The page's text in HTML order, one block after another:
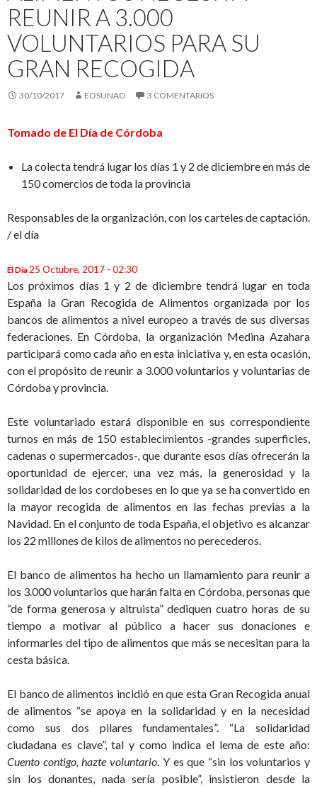
REUNIR A 3.000
VOLUNTARIOS PARA SU
GRAN RECOGIDA
30/10/2017 EOSUNAO 3 COMENTARIOS
Tomado de El Día de Córdoba
La colecta tendrá lugar los días 1 y 2 de diciembre en más de
150 comercios de toda la provincia
Responsables de la organización, con los carteles de captación.
/el día
El Día 25 Octubre, 2017 - 02:30
Los próximos días 1 y 2 de diciembre tendrá lugar en toda
España la Gran Recogida de Alimentos organizada por los
bancos de alimentos a nivel europeo a través de sus diversas
federaciones. En Córdoba, la organización Medina Azahara
participará como cada año en esta iniciativa y, en esta ocasión,
con el propósito de reunir a 3.000 voluntarios y voluntarias de
Córdoba y provincia.
Este voluntariado estará disponible en sus correspondiente
turnos en más de 150 establecimientos -grandes superficies,
cadenas o supermercados-, que durante esos días ofrecerán la
oportunidad de ejercer, una vez más, la generosidad y la
solidaridad de los cordobeses en lo que ya se ha convertido en
la mayor recogida de alimentos en las fechas previas a la
Navidad. En el conjunto de toda España, el objetivo es alcanzar
los 22 millones de kilos de alimentos no perecederos.
El banco de alimentos ha hecho un llamamiento para reunir a
los 3.000 voluntarios que harán falta en Córdoba, personas que
“de forma generosa y altruista” dediquen cuatro horas de su
tiempo a motivar al público a hacer sus donaciones e
informarles del tipo de alimentos que más se necesitan para la
cesta básica.
El banco de alimentos incidió en que esta Gran Recogida anual
de alimentos “se apoya en la solidaridad y en la necesidad
como sus dos pilares fundamentales”. “La solidaridad
ciudadana es clave”, tal y como indica el lema de este año:
Cuento contigo, hazte voluntario. Y es que “sin los voluntarios y
sin los donantes, nada sería posible”, insistieron desde la